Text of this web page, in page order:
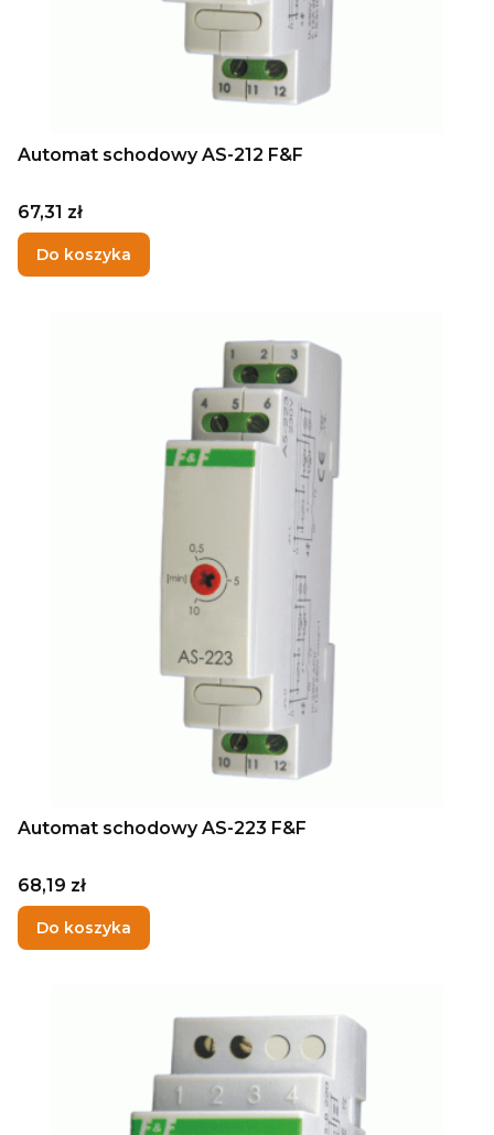
Automat schodowy AS-212 F&F
Cena
67,31 zł
Do koszyka
Automat schodowy AS-223 F&F
Cena
68,19 zł
Do koszyka